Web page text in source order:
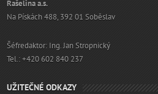
Rašelina a.s.
Na Pískách 488, 392 01 Soběslav
Šéfredaktor: Ing. Jan Stropnický
Tel.: +420 602 840 237
UŽITEČNÉ ODKAZY